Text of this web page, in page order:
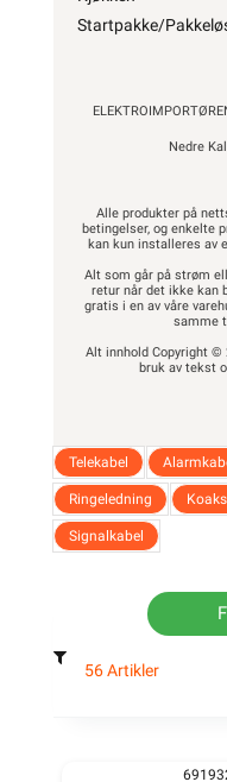
Startpakke/
Nedre
Alle produkter på
betingelser, og enkelte
kan kun installeres av
Alt som går på strøm
retur når det ikke kan
gratis i en av våre
samme
Alt innhold Copyright ©
bruk av tekst
Telekabel
Ringeledning
Signalkabel
56 Artikler